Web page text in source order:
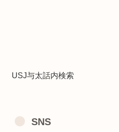
USJ与太話内検索
SNS